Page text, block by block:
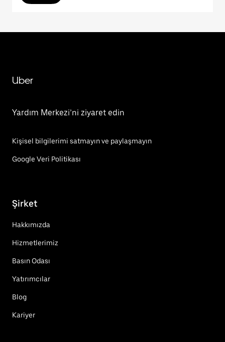
Uber
Yardım Merkezi’ni ziyaret edin
Kişisel bilgilerimi satmayın ve paylaşmayın
Google Veri Politikası
Şirket
Hakkımızda
Hizmetlerimiz
Basın Odası
Yatırımcılar
Blog
Kariyer